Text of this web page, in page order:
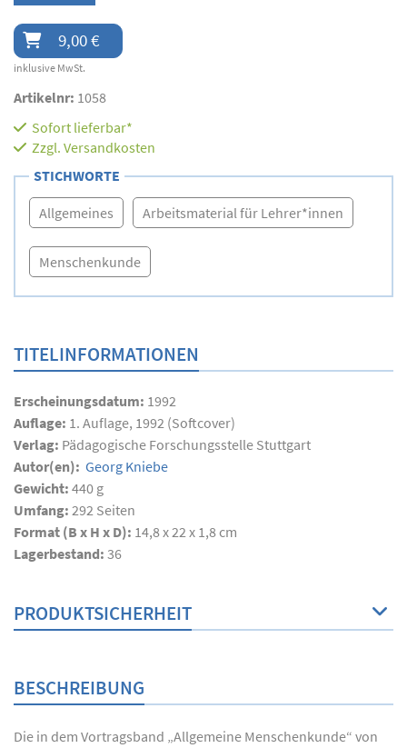
9,00 €
inklusive MwSt.
Artikelnr: 1058
Sofort lieferbar*
Zzgl. Versandkosten
STICHWORTE
Allgemeines Arbeitsmaterial für Lehrer*innen
Menschenkunde
TITELINFORMATIONEN
Erscheinungsdatum: 1992
Auflage: 1. Auflage, 1992 (Softcover)
Verlag: Pädagogische Forschungsstelle Stuttgart
Autor(en): Georg Kniebe
Gewicht: 440 g
Umfang: 292 Seiten
Format (B x H x D): 14,8 x 22 x 1,8 cm
Lagerbestand: 36
PRODUKTSICHERHEIT
BESCHREIBUNG
Die in dem Vortragsband „Allgemeine Menschenkunde“ von